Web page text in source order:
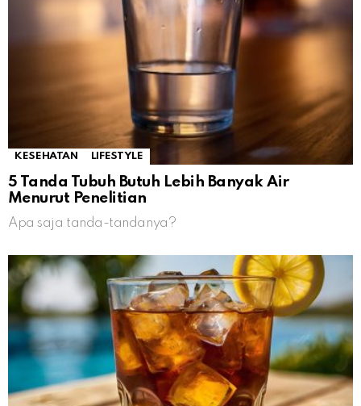
KESEHATAN LIFESTYLE
5 Tanda Tubuh Butuh Lebih Banyak Air
Menurut Penelitian
Apa saja tanda-tandanya?